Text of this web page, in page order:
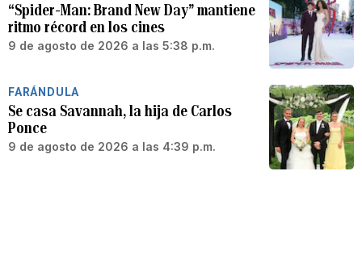
“Spider-Man: Brand New Day” mantiene
ritmo récord en los cines
9 de agosto de 2026 a las 5:38 p.m.
FARÁNDULA
Se casa Savannah, la hija de Carlos
Ponce
9 de agosto de 2026 a las 4:39 p.m.